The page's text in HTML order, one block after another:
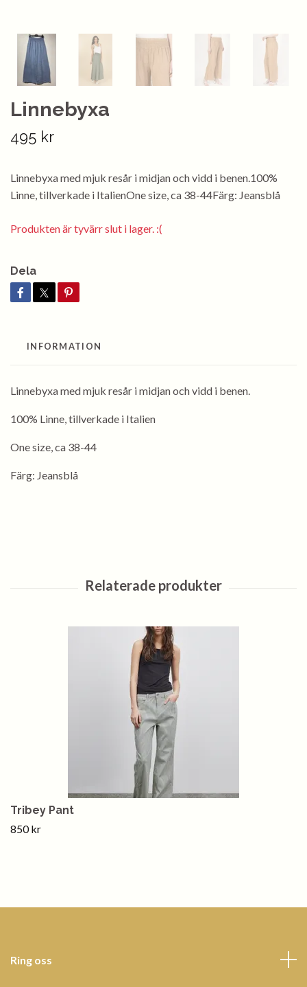
Linnebyxa
495 kr
Linnebyxa med mjuk resår i midjan och vidd i benen.100%
Linne, tillverkade i ItalienOne size, ca 38-44Färg: Jeansblå
Produkten är tyvärr slut i lager. :(
Dela
INFORMATION
Linnebyxa med mjuk resår i midjan och vidd i benen.
100% Linne, tillverkade i Italien
One size, ca 38-44
Färg: Jeansblå
Tribey Pant
850 kr
Ring oss